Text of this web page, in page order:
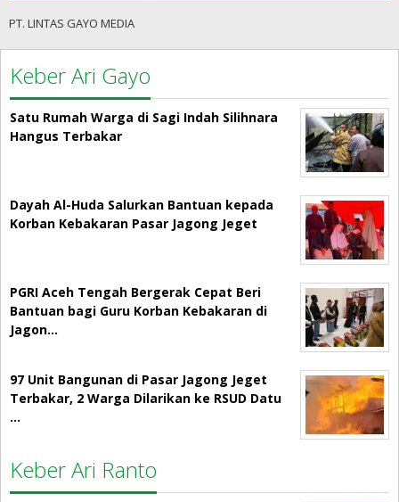
PT. LINTAS GAYO MEDIA
Keber Ari Gayo
Satu Rumah Warga di Sagi Indah Silihnara
Hangus Terbakar
Dayah Al-Huda Salurkan Bantuan kepada
Korban Kebakaran Pasar Jagong Jeget
PGRI Aceh Tengah Bergerak Cepat Beri
Bantuan bagi Guru Korban Kebakaran di
Jagon…
97 Unit Bangunan di Pasar Jagong Jeget
Terbakar, 2 Warga Dilarikan ke RSUD Datu
…
Keber Ari Ranto